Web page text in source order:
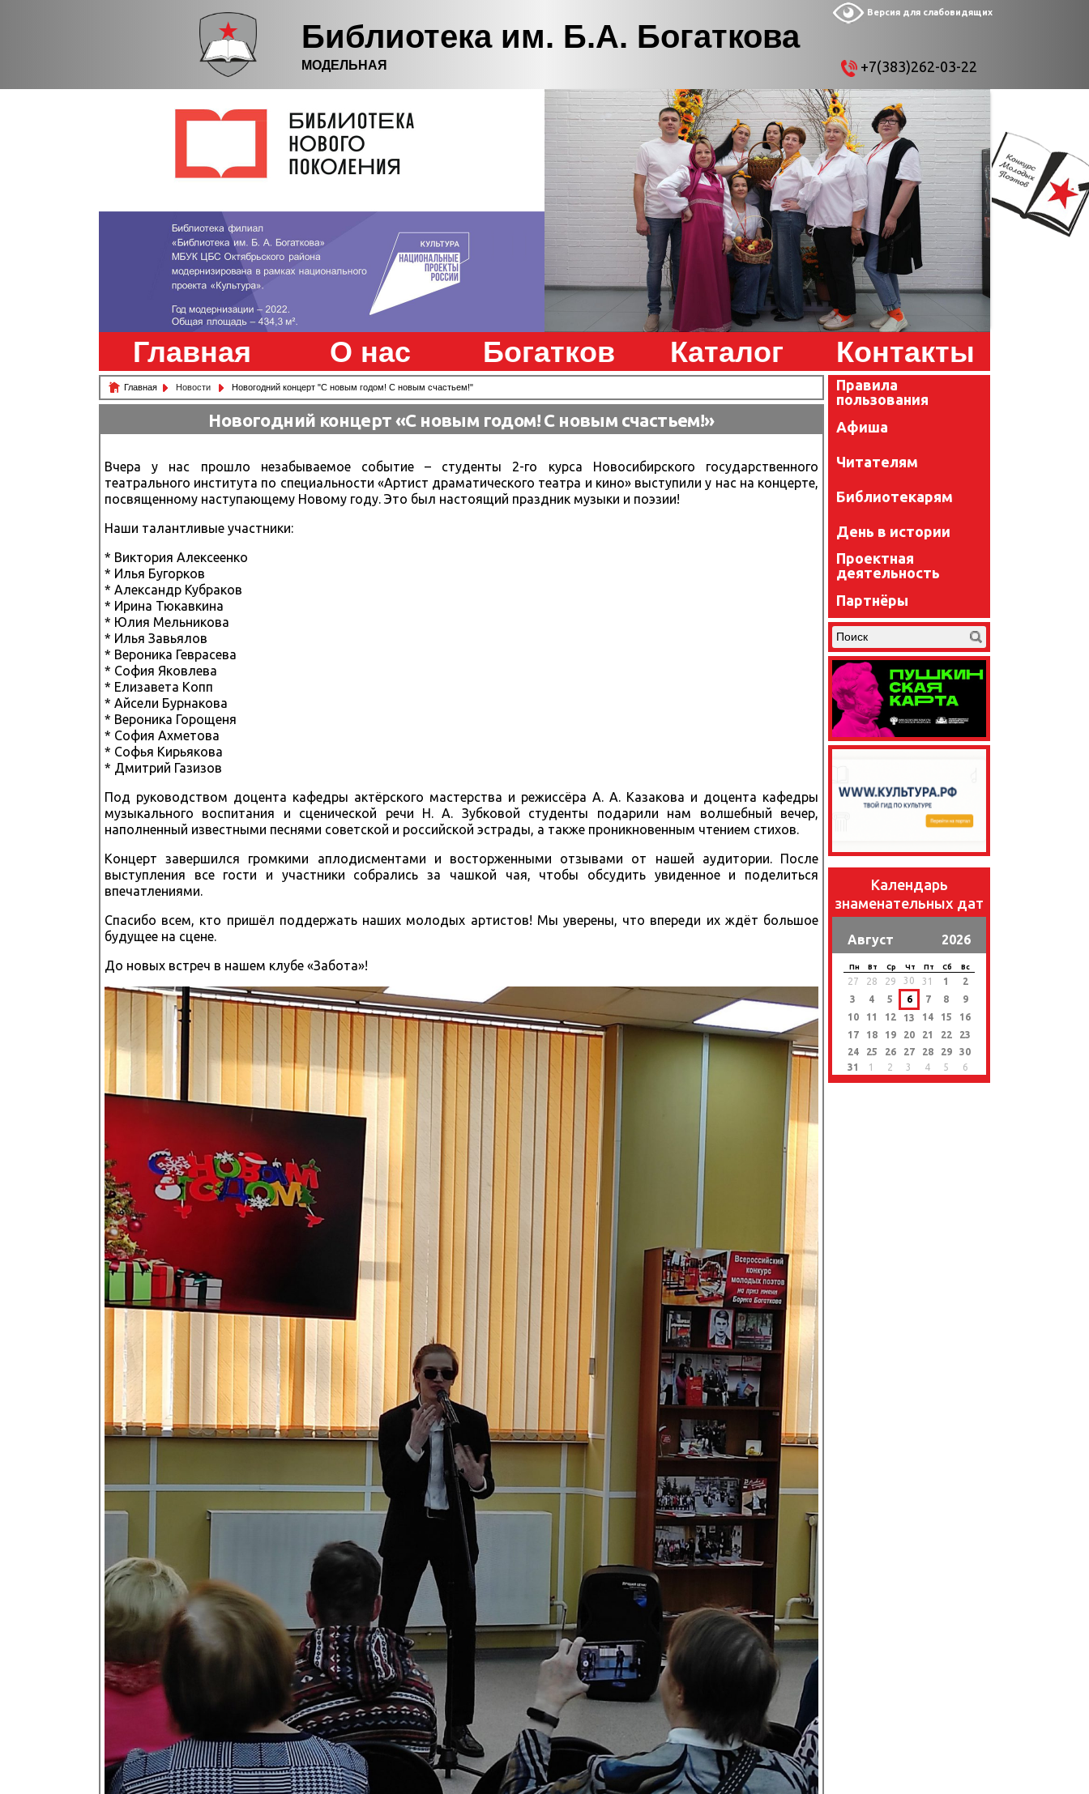
Библиотека им. Б.А. Богаткова
МОДЕЛЬНАЯ
Версия для слабовидящих
+7(383)262-03-22
Главная О нас Богатков Каталог Контакты
Главная Новости Новогодний концерт "С новым годом! С новым счастьем!"
Новогодний концерт «С новым годом! С новым счастьем!»
Вчера у нас прошло незабываемое событие – студенты 2-го курса Новосибирского государственного
театрального института по специальности «Артист драматического театра и кино» выступили у нас на концерте,
посвященному наступающему Новому году. Это был настоящий праздник музыки и поэзии!
Наши талантливые участники:
* Виктория Алексеенко
* Илья Бугорков
* Александр Кубраков
* Ирина Тюкавкина
* Юлия Мельникова
* Илья Завьялов
* Вероника Геврасева
* София Яковлева
* Елизавета Копп
* Айсели Бурнакова
* Вероника Горощеня
* София Ахметова
* Софья Кирьякова
* Дмитрий Газизов
Под руководством доцента кафедры актёрского мастерства и режиссёра А. А. Казакова и доцента кафедры
музыкального воспитания и сценической речи Н. А. Зубковой студенты подарили нам волшебный вечер,
наполненный известными песнями советской и российской эстрады, а также проникновенным чтением стихов.
Концерт завершился громкими аплодисментами и восторженными отзывами от нашей аудитории. После
выступления все гости и участники собрались за чашкой чая, чтобы обсудить увиденное и поделиться
впечатлениями.
Спасибо всем, кто пришёл поддержать наших молодых артистов! Мы уверены, что впереди их ждёт большое
будущее на сцене.
До новых встреч в нашем клубе «Забота»!
Правила
пользования
Афиша
Читателям
Библиотекарям
День в истории
Проектная
деятельность
Партнёры
Календарь
знаменательных дат
Август 2026
Пн Вт Ср Чт Пт Сб Вс
27 28 29 30 31 1
2
3
4 5 6 7 8
9
10
11 12 13 14 15
16
17
18 19 20 21 22
23
24
25 26 27 28 29
30
31
1 2 3 4 5 6